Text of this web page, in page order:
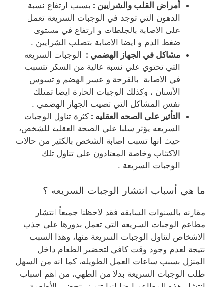
أمراض القلب والشرايين : بسبب ارتفاع نسبة
الدهون التي توجد في الوجبات السريعة تعمل
على الاصابة بالجلطات و ارتفاع في مستوى
ضغط الدم و ايضا الاصابة بتصلب الشرايين .
مشاكل في الجهاز الهضمي :
الوجبات السريعه
التي تحتوي علي نسبة عالية من السكر تتسبب
في الاصابة بالقرحة و عسر الهضم و تسوس
الأسنان ، وكذلك الوجبات الحارة ايضا تمتلك
نفس المشاكل التي تصيب الجهاز الهضمي .
التأثير على الصحه العقليه : كثرة تناول الوجبات
السريعه يؤثر سلبا علي الصحة العقلية للشخص،
حيث انها تسبب اصابة الشخص بالكثير من حالات
الاكتئاب وخاصة المعتادون على تناول تلك
الوجبات السريعة .
ما هي أسباب انتشار الوجبات السريعه ؟
مقارنه بالسنوات السابقه فقد لاحظنا جميعاً انتشار
مطاعم الوجبات السريعه التي تعمل بدورها على جذب
الاشخاص لتناول الوجبات السريعة منها، وهذا السبب
نتيجة لعدم وجود وقت كافي لتحضير الطعام داخل
المنزل بسبب ساعات العمل الطويله، كما انه من السهل
طلب الوجبات السريعة بدلا من الطهي، من اهم اسباب